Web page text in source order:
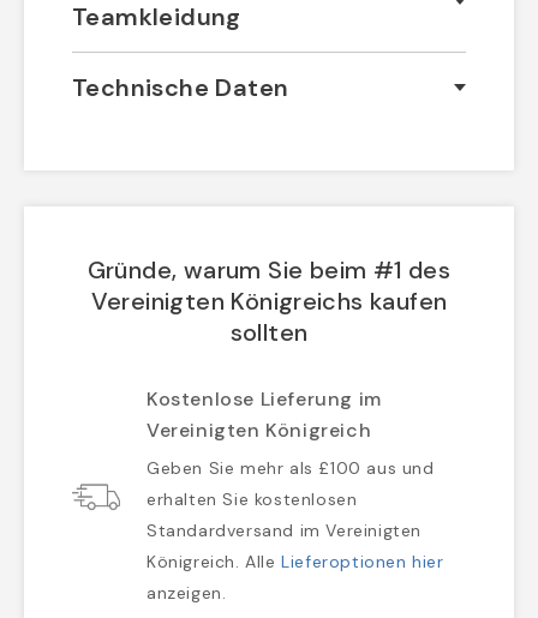
Teamkleidung
Technische Daten
Gründe, warum Sie beim #1 des
Vereinigten Königreichs kaufen
sollten
Kostenlose Lieferung im
Vereinigten Königreich
Geben Sie mehr als £100 aus und
erhalten Sie kostenlosen
Standardversand im Vereinigten
Königreich. AlleLieferoptionen hier
anzeigen.